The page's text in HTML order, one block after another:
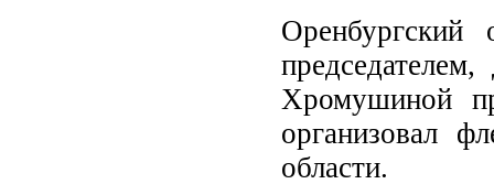
Хромушиной
организовал
области.